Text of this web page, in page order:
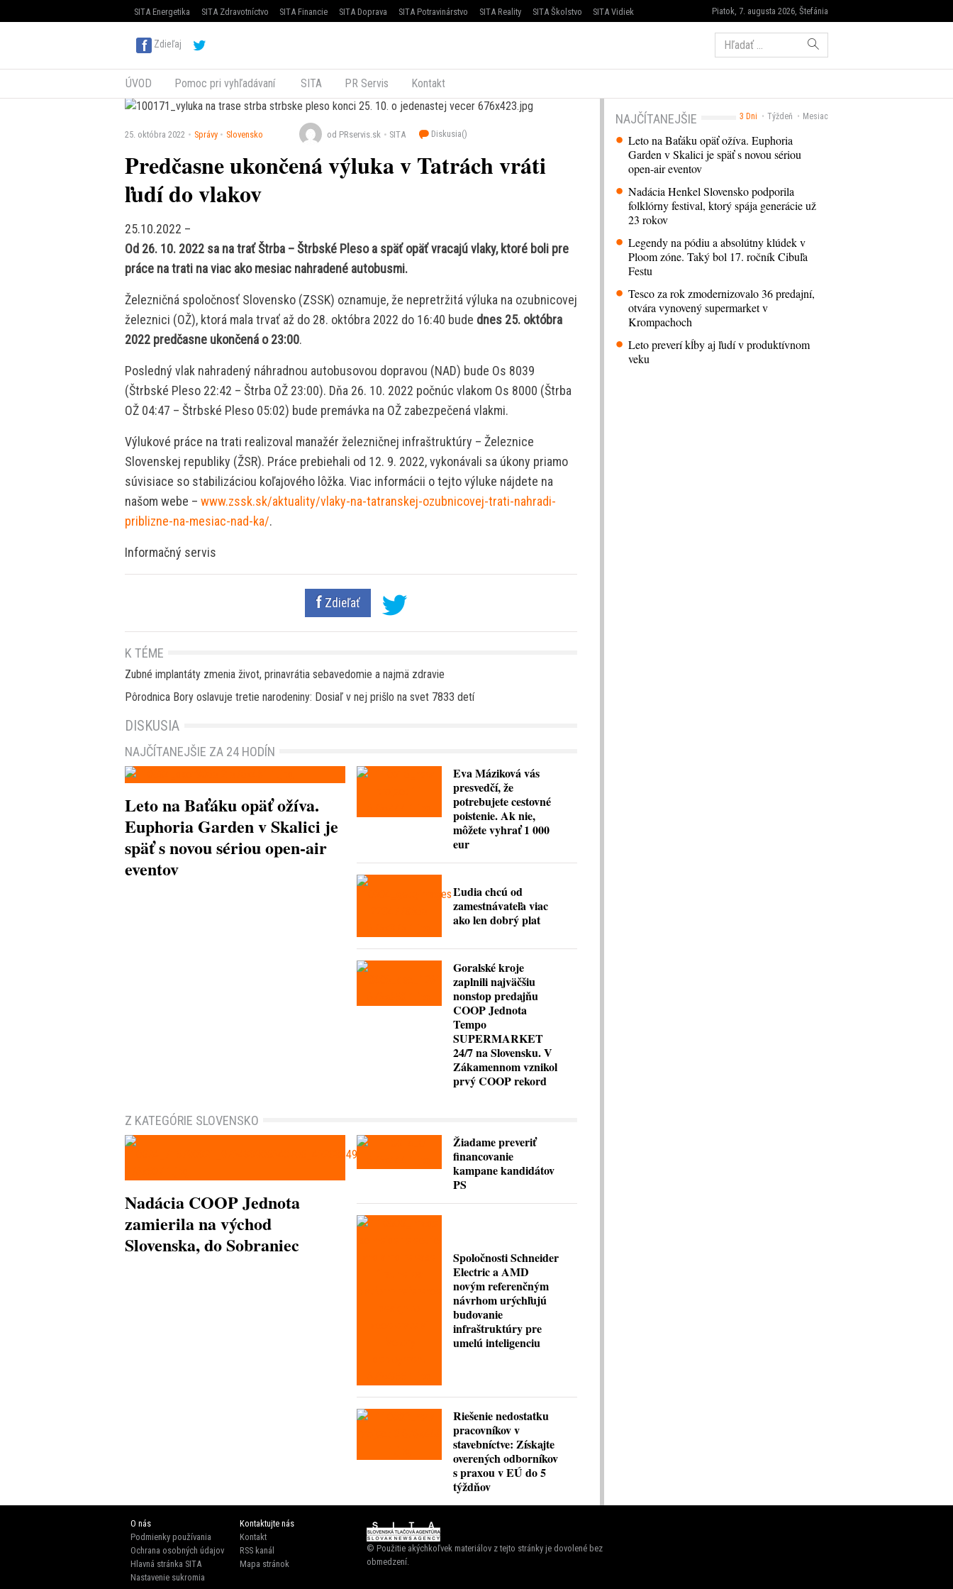
Piatok, 7. augusta 2026, Štefánia
SITA Energetika SITA Zdravotníctvo SITA Financie SITA Doprava SITA Potravinárstvo SITA Reality SITA Školstvo SITA Vidiek
Zdieľaj Hľadať:
ÚVOD Pomoc pri vyhľadávaní SITA PR Servis Kontakt
25. októbra 2022 Správy Slovensko od PRservis.sk SITA Diskusia()
Predčasne ukončená výluka v Tatrách vráti
ľudí do vlakov
25.10.2022 –
Od 26. 10. 2022 sa na trať Štrba – Štrbské Pleso a späť opäť vracajú vlaky, ktoré boli pre
práce na trati na viac ako mesiac nahradené autobusmi.
Železničná spoločnosť Slovensko (ZSSK) oznamuje, že nepretržitá výluka na ozubnicovej
železnici (OŽ), ktorá mala trvať až do 28. októbra 2022 do 16:40 bude dnes 25. októbra
2022 predčasne ukončená o 23:00.
Posledný vlak nahradený náhradnou autobusovou dopravou (NAD) bude Os 8039
(Štrbské Pleso 22:42 – Štrba OŽ 23:00). Dňa 26. 10. 2022 počnúc vlakom Os 8000 (Štrba
OŽ 04:47 – Štrbské Pleso 05:02) bude premávka na OŽ zabezpečená vlakmi.
Výlukové práce na trati realizoval manažér železničnej infraštruktúry – Železnice
Slovenskej republiky (ŽSR). Práce prebiehali od 12. 9. 2022, vykonávali sa úkony priamo
súvisiace so stabilizáciou koľajového lôžka. Viac informácii o tejto výluke nájdete na
našom webe – www.zssk.sk/aktuality/vlaky-na-tatranskej-ozubnicovej-trati-nahradi-
priblizne-na-mesiac-nad-ka/.
Informačný servis
Zdieľať
3 Dni Týždeň Mesiac
NAJČÍTANEJŠIE
Leto na Baťáku opäť ožíva. Euphoria
Garden v Skalici je späť s novou sériou
open-air eventov
Nadácia Henkel Slovensko podporila
folklórny festival, ktorý spája generácie už
23 rokov
Legendy na pódiu a absolútny klúdek v
Ploom zóne. Taký bol 17. ročník Cibuľa
Festu
Tesco za rok zmodernizovalo 36 predajní,
otvára vynovený supermarket v
Krompachoch
Leto preverí kĺby aj ľudí v produktívnom
veku
K TÉME
Zubné implantáty zmenia život, prinavrátia sebavedomie a najmä zdravie
Pôrodnica Bory oslavuje tretie narodeniny: Dosiaľ v nej prišlo na svet 7833 detí
DISKUSIA
NAJČÍTANEJŠIE ZA 24 HODÍN
Leto na Baťáku opäť ožíva.
Euphoria Garden v Skalici je
späť s novou sériou open-air
eventov
Eva Máziková vás
presvedčí, že
potrebujete cestovné
poistenie. Ak nie,
môžete vyhrať 1 000
eur
Ľudia chcú od
zamestnávateľa viac
ako len dobrý plat
Goralské kroje
zaplnili najväčšiu
nonstop predajňu
COOP Jednota
Tempo
SUPERMARKET
24/7 na Slovensku. V
Zákamennom vznikol
prvý COOP rekord
Z KATEGÓRIE SLOVENSKO
Nadácia COOP Jednota
zamierila na východ
Slovenska, do Sobraniec
Žiadame preveriť
financovanie
kampane kandidátov
PS
Spoločnosti Schneider
Electric a AMD
novým referenčným
návrhom urýchľujú
budovanie
infraštruktúry pre
umelú inteligenciu
Riešenie nedostatku
pracovníkov v
stavebníctve: Získajte
overených odborníkov
s praxou v EÚ do 5
týždňov
O nás
Podmienky používania
Ochrana osobných údajov
Hlavná stránka SITA
Nastavenie sukromia
Kontaktujte nás
Kontakt
RSS kanál
Mapa stránok
© Použitie akýchkoľvek materiálov z tejto stránky je dovolené bez
obmedzení.